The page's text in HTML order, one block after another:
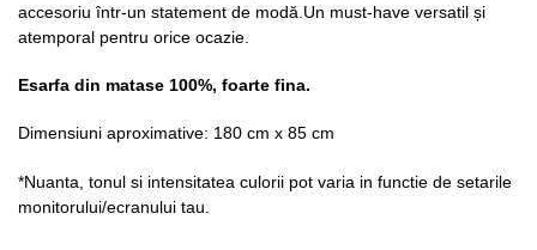
accesoriu într-un statement de modă.Un must-have versatil și
atemporal pentru orice ocazie.
Esarfa din matase 100%, foarte fina.
Dimensiuni aproximative: 180 cm x 85 cm
*Nuanta, tonul si intensitatea culorii pot varia in functie de setarile
monitorului/ecranului tau.